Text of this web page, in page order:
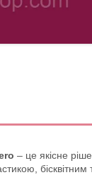
– це якісне